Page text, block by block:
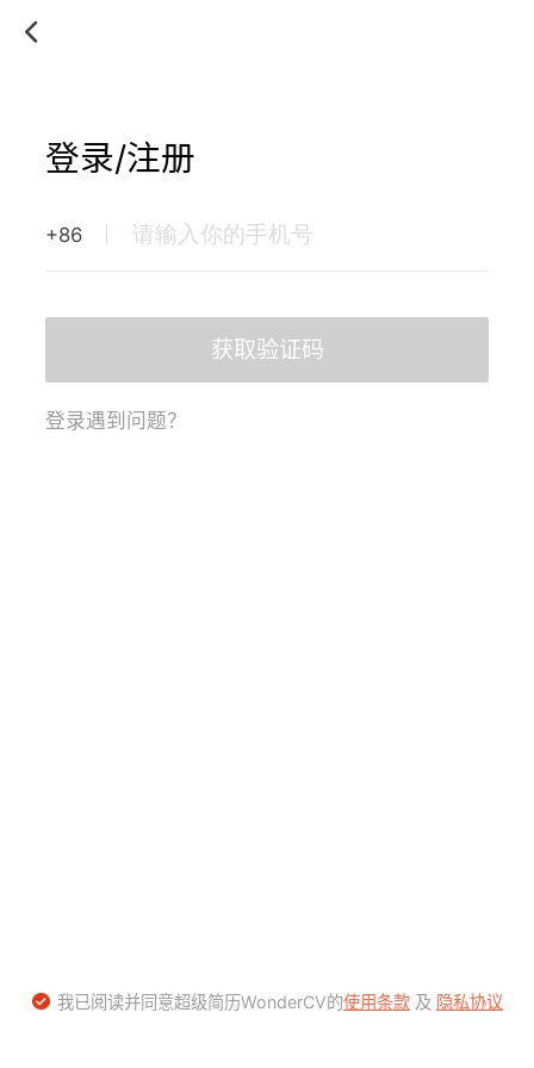
登录/注册
+86
获取验证码
登录遇到问题？
我已阅读并同意超级简历WonderCV的使用条款及 隐私协议